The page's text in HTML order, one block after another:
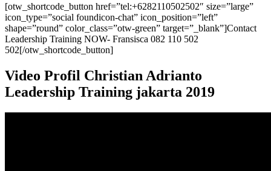
[otw_shortcode_button href=”tel:+6282110502502″ size=”large”
icon_type=”social foundicon-chat” icon_position=”left”
shape=”round” color_class=”otw-green” target=”_blank”]Contact
Leadership Training NOW- Fransisca 082 110 502
502[/otw_shortcode_button]
Video Profil Christian Adrianto
Leadership Training jakarta 2019